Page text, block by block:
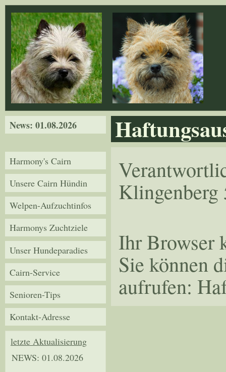
Direkt zum Inhalt
News: 01.08.2026
Harmony's Cairn
Unsere Cairn Hündin
Welpen-Aufzuchtinfos
Harmonys Zuchtziele
Unser Hundeparadies
Cairn-Service
Senioren-Tips
Kontakt-Adresse
letzte Aktualisierung
NEWS: 01.08.2026
Klingenberg
Ihr Browser
Sie können
aufrufen: